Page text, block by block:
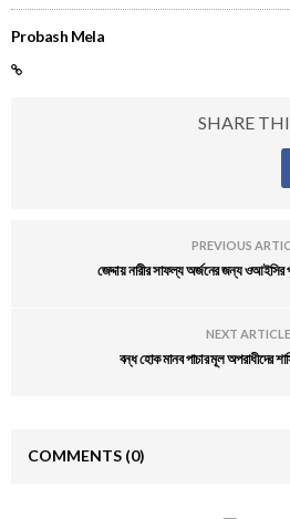
Probash Mela
SHARE
PREVIOUS
জেদ্দায় নারীর সাফল্য অর্জনের জন্য ওআইসির
NEXT ARTICLE
বন্ধ হোক মানব পাচার মূল অপরাধীদের
COMMENTS (0)